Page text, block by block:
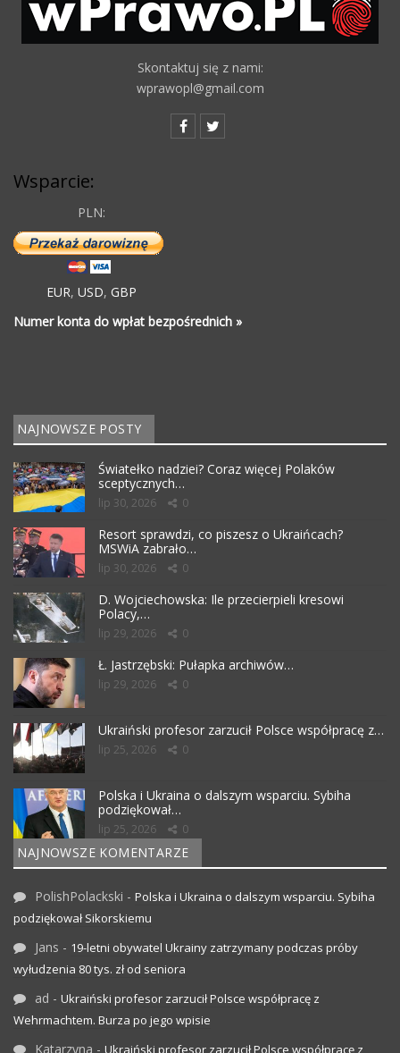
Skontaktuj się z nami:
wprawopl@gmail.com
Wsparcie:
PLN:
EUR, USD, GBP
Numer konta do wpłat bezpośrednich »
NAJNOWSZE POSTY
Światełko nadziei? Coraz więcej Polaków
sceptycznych…
lip 30, 2026 0
Resort sprawdzi, co piszesz o Ukraińcach?
MSWiA zabrało…
lip 30, 2026 0
D. Wojciechowska: Ile przecierpieli kresowi
Polacy,…
lip 29, 2026 0
Ł. Jastrzębski: Pułapka archiwów…
lip 29, 2026 0
Ukraiński profesor zarzucił Polsce współpracę z…
lip 25, 2026 0
Polska i Ukraina o dalszym wsparciu. Sybiha
podziękował…
lip 25, 2026 0
NAJNOWSZE KOMENTARZE
PolishPolackski - Polska i Ukraina o dalszym wsparciu. Sybiha
podziękował Sikorskiemu
Jans - 19-letni obywatel Ukrainy zatrzymany podczas próby
wyłudzenia 80 tys. zł od seniora
ad - Ukraiński profesor zarzucił Polsce współpracę z
Wehrmachtem. Burza po jego wpisie
Katarzyna - Ukraiński profesor zarzucił Polsce współpracę z